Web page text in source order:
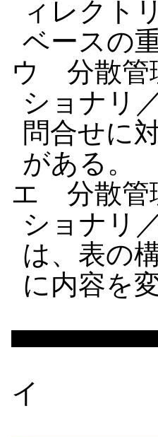
ィレクト
ベースの
ウ 分散管
ショナリ
問合せに
がある。
エ 分散管
ショナリ
は、表の
に内容を
イ